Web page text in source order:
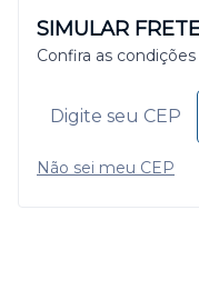
SIMULAR
Confira as
Não sei meu CEP